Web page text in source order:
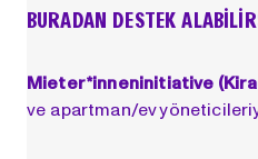
BURADAN DESTEK
Mieter*inneninitiative
ve apartman/ev